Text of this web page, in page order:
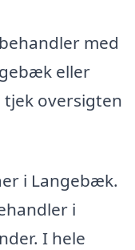
med
eller
oversigten
i Langebæk.
i
I hele